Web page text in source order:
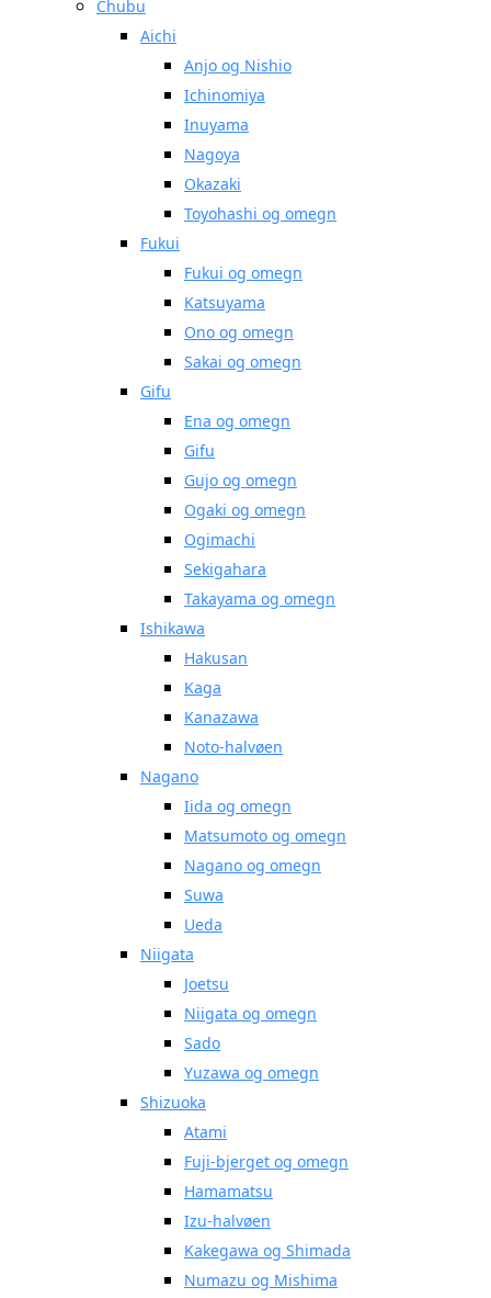
Chubu
Aichi
Anjo og Nishio
Ichinomiya
Inuyama
Nagoya
Okazaki
Toyohashi og omegn
Fukui
Fukui og omegn
Katsuyama
Ono og omegn
Sakai og omegn
Gifu
Ena og omegn
Gifu
Gujo og omegn
Ogaki og omegn
Ogimachi
Sekigahara
Takayama og omegn
Ishikawa
Hakusan
Kaga
Kanazawa
Noto-halvøen
Nagano
Iida og omegn
Matsumoto og omegn
Nagano og omegn
Suwa
Ueda
Niigata
Joetsu
Niigata og omegn
Sado
Yuzawa og omegn
Shizuoka
Atami
Fuji-bjerget og omegn
Hamamatsu
Izu-halvøen
Kakegawa og Shimada
Numazu og Mishima